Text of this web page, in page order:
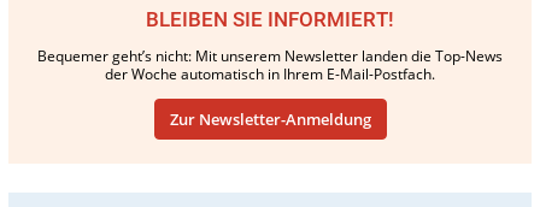
BLEIBEN SIE INFORMIERT!
Bequemer geht’s nicht: Mit unserem Newsletter landen die Top-News
der Woche automatisch in Ihrem E-Mail-Postfach.
Zur Newsletter-Anmeldung